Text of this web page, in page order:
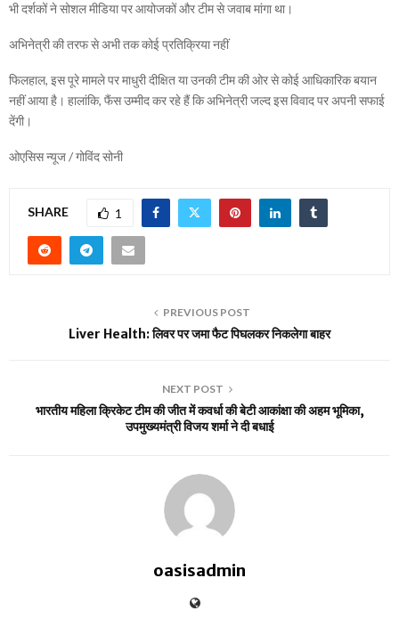
भी दर्शकों ने सोशल मीडिया पर आयोजकों और टीम से जवाब मांगा था।
अभिनेत्री की तरफ से अभी तक कोई प्रतिक्रिया नहीं
फिलहाल, इस पूरे मामले पर माधुरी दीक्षित या उनकी टीम की ओर से कोई आधिकारिक बयान
नहीं आया है। हालांकि, फैंस उम्मीद कर रहे हैं कि अभिनेत्री जल्द इस विवाद पर अपनी सफाई
देंगी।
ओएसिस न्यूज / गोविंद सोनी
SHARE 1
PREVIOUS POST
Liver Health: लिवर पर जमा फैट पिघलकर निकलेगा बाहर
NEXT POST
भारतीय महिला क्रिकेट टीम की जीत में कवर्धा की बेटी आकांक्षा की अहम भूमिका,
उपमुख्यमंत्री विजय शर्मा ने दी बधाई
oasisadmin